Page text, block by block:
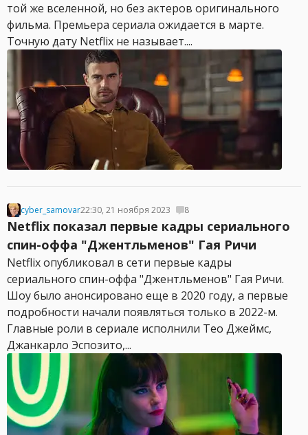
той же вселенной, но без актеров оригинального
фильма. Премьера сериала ожидается в марте.
Точную дату Netflix не называет....
cyber_samovar22:30, 21 ноября 2023 8
Netflix показал первые кадры сериального
спин-оффа "Джентльменов" Гая Ричи
Netflix опубликовал в сети первые кадры
сериального спин-оффа "Джентльменов" Гая Ричи.
Шоу было анонсировано еще в 2020 году, а первые
подробности начали появляться только в 2022-м.
Главные роли в сериале исполнили Тео Джеймс,
Джанкарло Эспозито,...